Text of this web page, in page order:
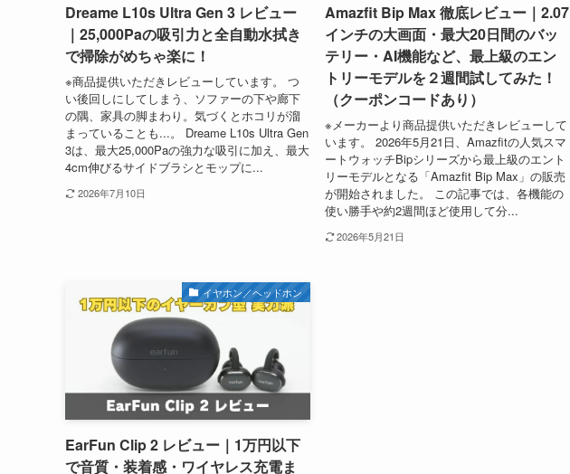
Dreame L10s Ultra Gen 3 レビュー
｜25,000Paの吸引力と全自動水拭き
で掃除がめちゃ楽に！
※商品提供いただきレビューしています。 つ
い後回しにしてしまう、ソファーの下や廊下
の隅、家具の脚まわり。気づくとホコリが溜
まっていることも...。 Dreame L10s Ultra Gen
3は、最大25,000Paの強力な吸引に加え、最大
4cm伸びるサイドブラシとモップに...
2026年7月10日
Amazfit Bip Max 徹底レビュー｜2.07
インチの大画面・最大20日間のバッ
テリー・AI機能など、最上級のエン
トリーモデルを２週間試してみた！
（クーポンコードあり）
※メーカーより商品提供いただきレビューして
います。 2026年5月21日、Amazfitの人気スマ
ートウォッチBipシリーズから最上級のエント
リーモデルとなる「Amazfit Bip Max」の販売
が開始されました。 この記事では、各機能の
使い勝手や約2週間ほど使用して分...
2026年5月21日
イヤホン／ヘッドホン
EarFun Clip 2 レビュー｜1万円以下
で音質・装着感・ワイヤレス充電ま